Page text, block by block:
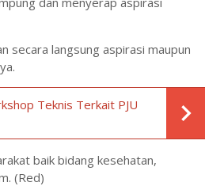
secara langsung aspirasi maupun
Teknis Terkait PJU
baik bidang kesehatan,
(Red)